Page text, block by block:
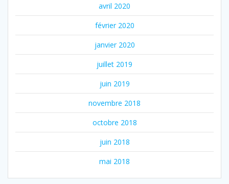
avril 2020
février 2020
janvier 2020
juillet 2019
juin 2019
novembre 2018
octobre 2018
juin 2018
mai 2018